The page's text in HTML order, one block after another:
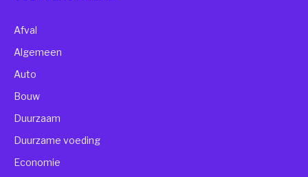
Afval
Algemeen
Auto
Bouw
Duurzaam
Duurzame voeding
Economie